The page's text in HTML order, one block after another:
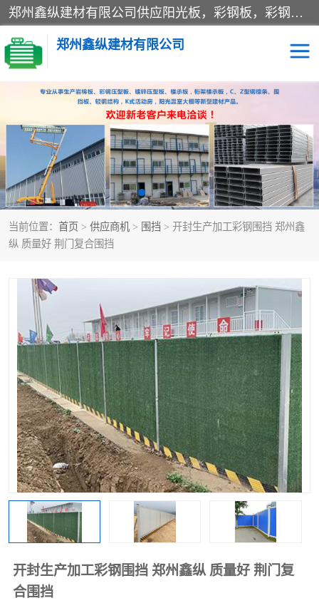
郑州鑫纵建材有限公司供应阳光板，彩钢板，彩钢钢构工程是一家集生产销售租赁安装于一体的企业，主要生产PC采光板，耐力板，仿古琉璃采光板，岩棉板、彩钢压型板、镀锌压型板、桁架楼承板，C、Z型钢檩条、围挡板、轻钢结构，阳光温室大棚等新型建材产品。公司旗下有多台移动式高空压瓦机租赁，承接全国各地业务，专业对外租赁各种型号压瓦机。
郑州鑫纵建材有限公司
当前位置： 首页 > 供应商机 > 围挡 > 开封生产加工彩钢围挡 郑州鑫
纵 质量好 荆门复合围挡
开封生产加工彩钢围挡 郑州鑫纵 质量好 荆门复
合围挡
高空瓦机租赁 ASA合成树脂仿古瓦
CZ型钢 FRP采光板
PC多层板 PC耐力板
建筑围挡 楼层板
岩棉板 钢结构配件
围挡 彩钢板
生产加工单板复合围挡 市
政围挡